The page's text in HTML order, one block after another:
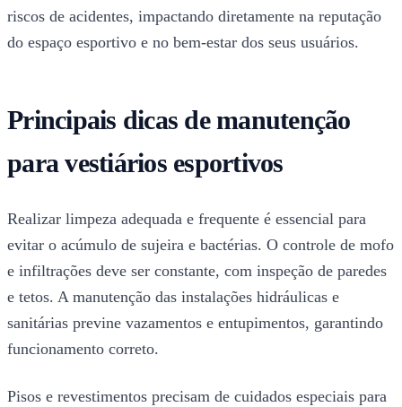
riscos de acidentes, impactando diretamente na reputação
do espaço esportivo e no bem-estar dos seus usuários.
Principais dicas de manutenção
para vestiários esportivos
Realizar limpeza adequada e frequente é essencial para
evitar o acúmulo de sujeira e bactérias. O controle de mofo
e infiltrações deve ser constante, com inspeção de paredes
e tetos. A manutenção das instalações hidráulicas e
sanitárias previne vazamentos e entupimentos, garantindo
funcionamento correto.
Pisos e revestimentos precisam de cuidados especiais para